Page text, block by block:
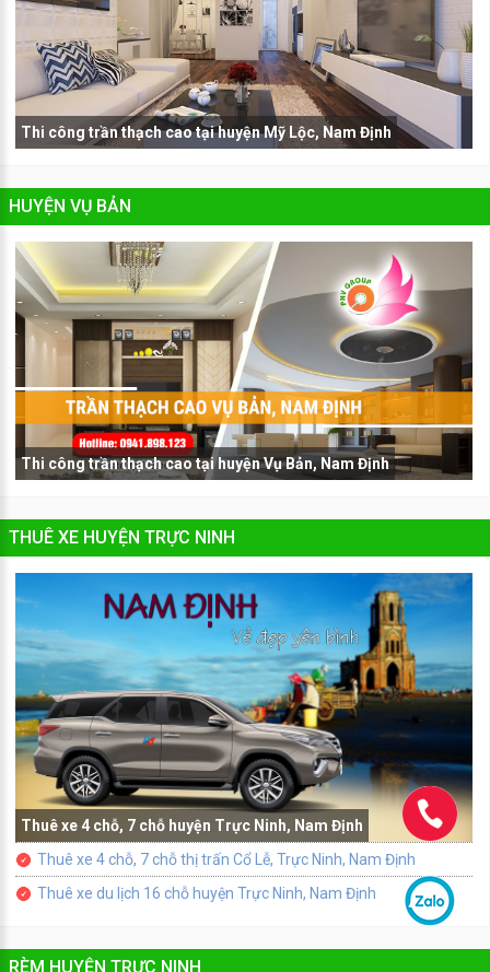
Thi công trần thạch cao tại huyện Mỹ Lộc, Nam Định
HUYỆN VỤ BẢN
Thi công trần thạch cao tại huyện Vụ Bản, Nam Định
THUÊ XE HUYỆN TRỰC NINH
Thuê xe 4 chỗ, 7 chỗ huyện Trực Ninh, Nam Định
Thuê xe 4 chỗ, 7 chỗ thị trấn Cổ Lễ, Trực Ninh, Nam Định
Thuê xe du lịch 16 chỗ huyện Trực Ninh, Nam Định
RÈM HUYỆN TRỰC NINH